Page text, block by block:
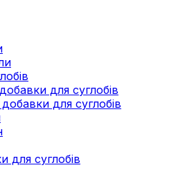
для суглобів
для суглобів
для суглобів